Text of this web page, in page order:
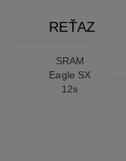
REŤAZ
SRAM
Eagle SX
12s